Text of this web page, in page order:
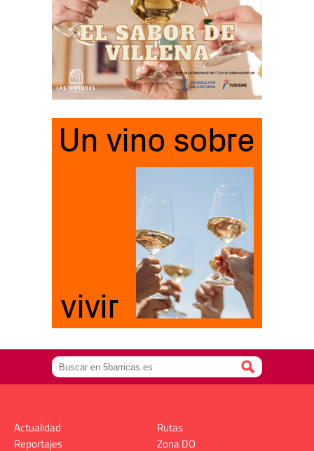
Actualidad
Reportajes
Rutas
Zona DO